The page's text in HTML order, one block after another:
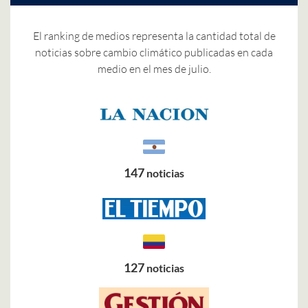
El ranking de medios representa la cantidad total de
noticias sobre cambio climático publicadas en cada
medio en el mes de julio.
147 noticias
127 noticias